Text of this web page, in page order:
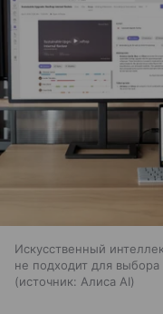
Искусственный
не подходит для
источник: Алиса AI